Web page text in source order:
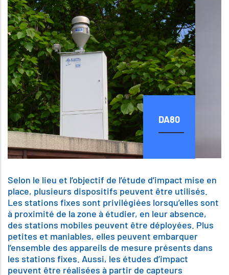
DA80
Selon le lieu et l’objectif de l’étude d’impact mise en
place, plusieurs dispositifs peuvent être utilisés.
Les stations fixes sont privilégiées lorsqu’elles sont
à proximité de la zone à étudier, en leur absence,
des stations mobiles peuvent être déployées. Plus
petites et maniables, elles peuvent embarquer
l’ensemble des appareils de mesure présents dans
les stations fixes. Aussi, les études d’impact
peuvent être réalisées à partir de capteurs